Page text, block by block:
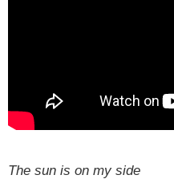
The sun is on my side